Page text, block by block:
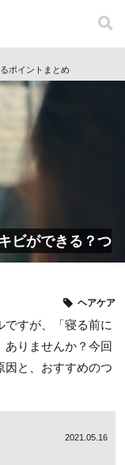
ポイントまとめ
ビができる？つ
ヘアケア
すが、「寝る前に
りませんか？今回
因と、おすすめのつ
2021.05.16